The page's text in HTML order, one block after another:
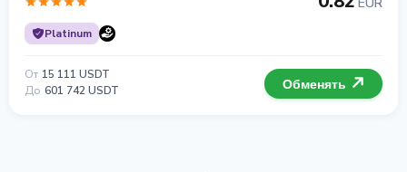
Platinum
От 15 111 USDT
До 601 742 USDT Обменять